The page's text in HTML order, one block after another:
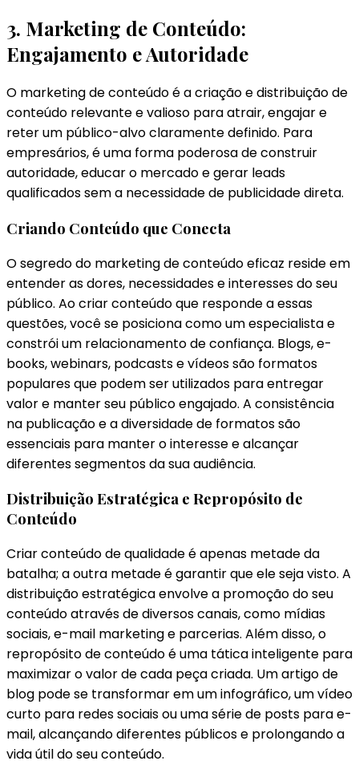
3. Marketing de Conteúdo:
Engajamento e Autoridade
O marketing de conteúdo é a criação e distribuição de
conteúdo relevante e valioso para atrair, engajar e
reter um público-alvo claramente definido. Para
empresários, é uma forma poderosa de construir
autoridade, educar o mercado e gerar leads
qualificados sem a necessidade de publicidade direta.
Criando Conteúdo que Conecta
O segredo do marketing de conteúdo eficaz reside em
entender as dores, necessidades e interesses do seu
público. Ao criar conteúdo que responde a essas
questões, você se posiciona como um especialista e
constrói um relacionamento de confiança. Blogs, e-
books, webinars, podcasts e vídeos são formatos
populares que podem ser utilizados para entregar
valor e manter seu público engajado. A consistência
na publicação e a diversidade de formatos são
essenciais para manter o interesse e alcançar
diferentes segmentos da sua audiência.
Distribuição Estratégica e Repropósito de
Conteúdo
Criar conteúdo de qualidade é apenas metade da
batalha; a outra metade é garantir que ele seja visto. A
distribuição estratégica envolve a promoção do seu
conteúdo através de diversos canais, como mídias
sociais, e-mail marketing e parcerias. Além disso, o
repropósito de conteúdo é uma tática inteligente para
maximizar o valor de cada peça criada. Um artigo de
blog pode se transformar em um infográfico, um vídeo
curto para redes sociais ou uma série de posts para e-
mail, alcançando diferentes públicos e prolongando a
vida útil do seu conteúdo.